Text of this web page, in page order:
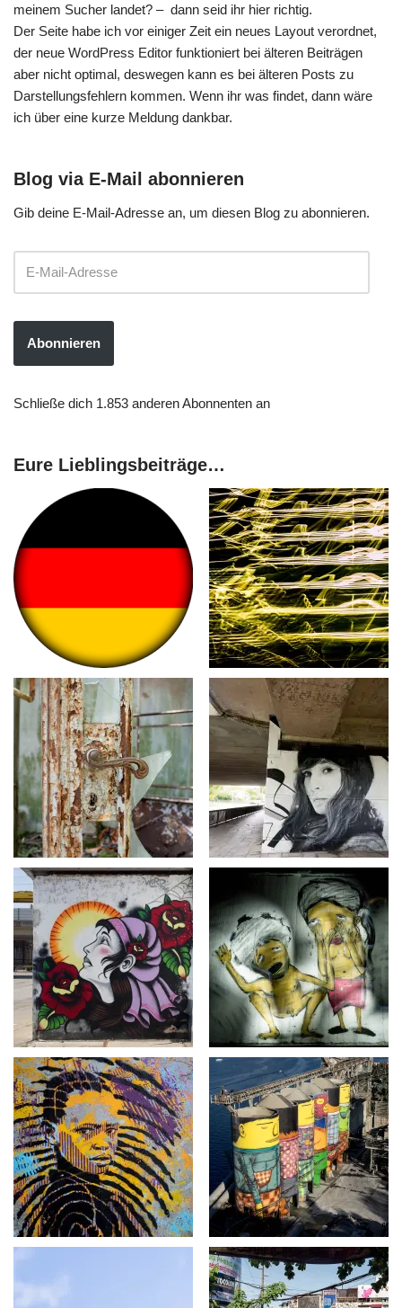
meinem Sucher landet? – dann seid ihr hier richtig.
Der Seite habe ich vor einiger Zeit ein neues Layout verordnet,
der neue WordPress Editor funktioniert bei älteren Beiträgen
aber nicht optimal, deswegen kann es bei älteren Posts zu
Darstellungsfehlern kommen. Wenn ihr was findet, dann wäre
ich über eine kurze Meldung dankbar.
Blog via E-Mail abonnieren
Gib deine E-Mail-Adresse an, um diesen Blog zu abonnieren.
Abonnieren
Schließe dich 1.853 anderen Abonnenten an
Eure Lieblingsbeiträge…